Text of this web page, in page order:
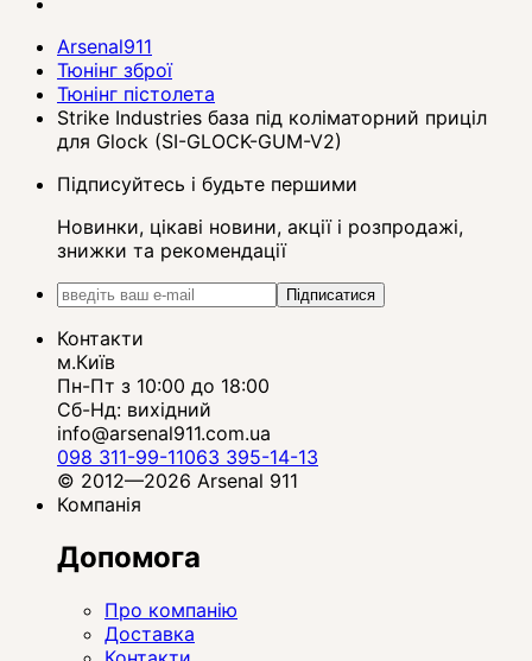
Arsenal911
Тюнінг зброї
Тюнінг пістолета
Strike Industries база під коліматорний приціл
для Glock (SI-GLOCK-GUM-V2)
Підписуйтесь і будьте першими
Новинки, цікаві новини, акції і розпродажі,
знижки та рекомендації
Підписатися
Контакти
м.Київ
Пн-Пт з 10:00 до 18:00
Сб-Нд: вихідний
info@arsenal911.com.ua
098 311-99-11063 395-14-13
© 2012—2026 Arsenal 911
Компанія
Допомога
Про компанію
Доставка